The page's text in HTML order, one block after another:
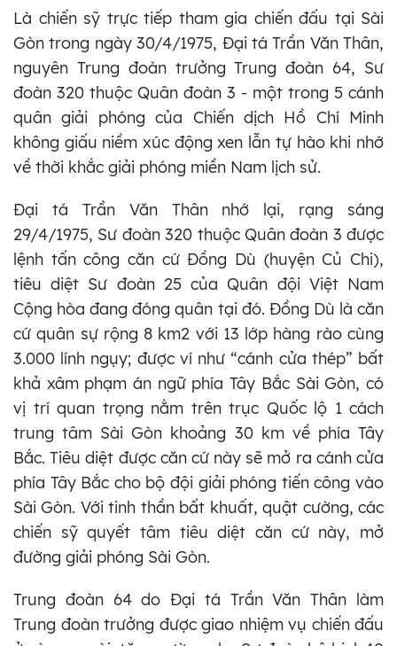
Là chiến sỹ trực tiếp tham gia chiến đấu tại Sài
Gòn trong ngày 30/4/1975, Đại tá Trần Văn Thân,
nguyên Trung đoàn trưởng Trung đoàn 64, Sư
đoàn 320 thuộc Quân đoàn 3 - một trong 5 cánh
quân giải phóng của Chiến dịch Hồ Chí Minh
không giấu niềm xúc động xen lẫn tự hào khi nhớ
về thời khắc giải phóng miền Nam lịch sử.
Đại tá Trần Văn Thân nhớ lại, rạng sáng
29/4/1975, Sư đoàn 320 thuộc Quân đoàn 3 được
lệnh tấn công căn cứ Đồng Dù (huyện Củ Chi),
tiêu diệt Sư đoàn 25 của Quân đội Việt Nam
Cộng hòa đang đóng quân tại đó. Đồng Dù là căn
cứ quân sự rộng 8 km2 với 13 lớp hàng rào cùng
3.000 lính ngụy; được ví như “cánh cửa thép” bất
khả xâm phạm án ngữ phía Tây Bắc Sài Gòn, có
vị trí quan trọng nằm trên trục Quốc lộ 1 cách
trung tâm Sài Gòn khoảng 30 km về phía Tây
Bắc. Tiêu diệt được căn cứ này sẽ mở ra cánh cửa
phía Tây Bắc cho bộ đội giải phóng tiến công vào
Sài Gòn. Với tinh thần bất khuất, quật cường, các
chiến sỹ quyết tâm tiêu diệt căn cứ này, mở
đường giải phóng Sài Gòn.
Trung đoàn 64 do Đại tá Trần Văn Thân làm
Trung đoàn trưởng được giao nhiệm vụ chiến đấu